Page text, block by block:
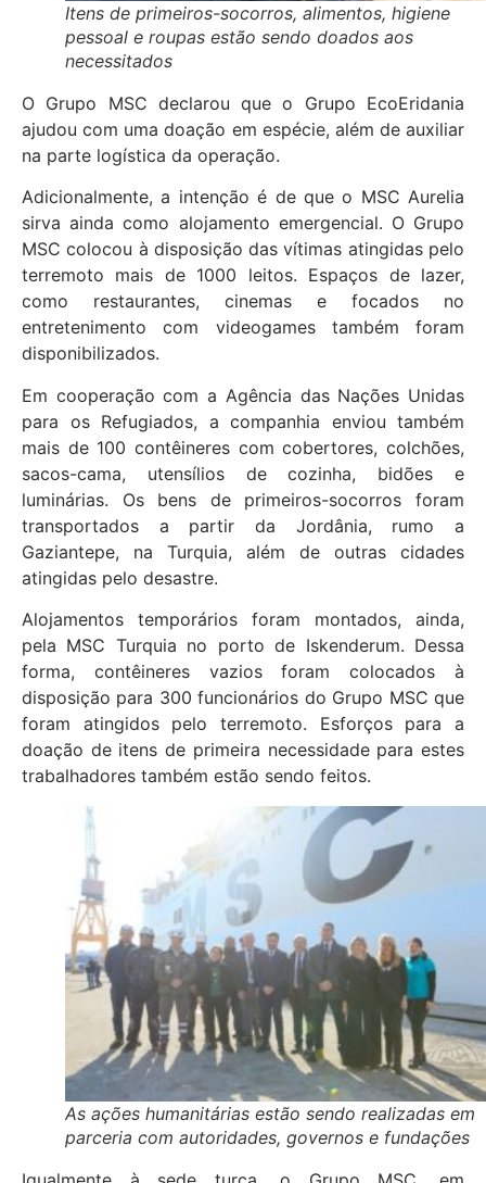
Itens de primeiros-socorros, alimentos, higiene
pessoal e roupas estão sendo doados aos
necessitados
O Grupo MSC declarou que o Grupo EcoEridania
ajudou com uma doação em espécie, além de auxiliar
na parte logística da operação.
Adicionalmente, a intenção é de que o MSC Aurelia
sirva ainda como alojamento emergencial. O Grupo
MSC colocou à disposição das vítimas atingidas pelo
terremoto mais de 1000 leitos. Espaços de lazer,
como restaurantes, cinemas e focados no
entretenimento com videogames também foram
disponibilizados.
Em cooperação com a Agência das Nações Unidas
para os Refugiados, a companhia enviou também
mais de 100 contêineres com cobertores, colchões,
sacos-cama, utensílios de cozinha, bidões e
luminárias. Os bens de primeiros-socorros foram
transportados a partir da Jordânia, rumo a
Gaziantepe, na Turquia, além de outras cidades
atingidas pelo desastre.
Alojamentos temporários foram montados, ainda,
pela MSC Turquia no porto de Iskenderum. Dessa
forma, contêineres vazios foram colocados à
disposição para 300 funcionários do Grupo MSC que
foram atingidos pelo terremoto. Esforços para a
doação de itens de primeira necessidade para estes
trabalhadores também estão sendo feitos.
As ações humanitárias estão sendo realizadas em
parceria com autoridades, governos e fundações